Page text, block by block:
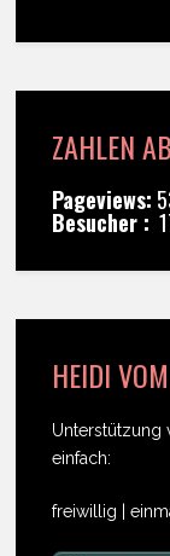
ZAHLEN
Pageviews:
Besucher :
HEIDI
Unterstützung
einfach:
freiwillig |